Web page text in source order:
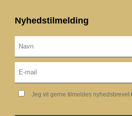
Nyhedstilmelding
Jeg vil gerne tilmeldes nyhedsbrevet